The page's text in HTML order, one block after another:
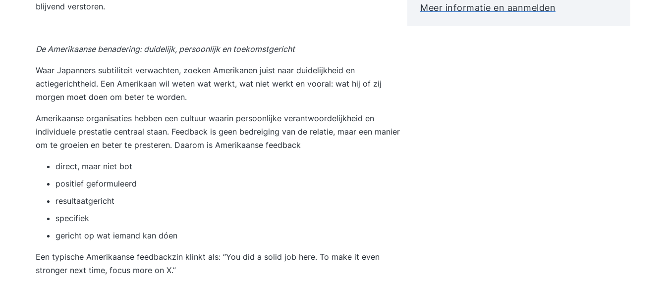
blijvend verstoren.
De Amerikaanse benadering: duidelijk, persoonlijk en toekomstgericht
Waar Japanners subtiliteit verwachten, zoeken Amerikanen juist naar duidelijkheid en
actiegerichtheid. Een Amerikaan wil weten wat werkt, wat niet werkt en vooral: wat hij of zij
morgen moet doen om beter te worden.
Amerikaanse organisaties hebben een cultuur waarin persoonlijke verantwoordelijkheid en
individuele prestatie centraal staan. Feedback is geen bedreiging van de relatie, maar een manier
om te groeien en beter te presteren. Daarom is Amerikaanse feedback
direct, maar niet bot
positief geformuleerd
resultaatgericht
specifiek
gericht op wat iemand kan dóen
Een typische Amerikaanse feedbackzin klinkt als: “You did a solid job here. To make it even
stronger next time, focus more on X.”
Meer informatie en aanmelden